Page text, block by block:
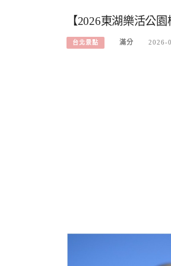
【2026東湖樂活公
台北景點 滿分 2026-